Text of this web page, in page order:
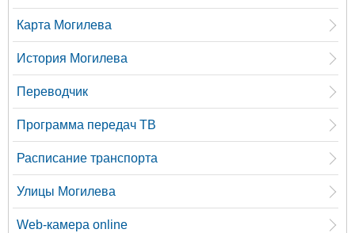
Карта Могилева
История Могилева
Переводчик
Программа передач ТВ
Расписание транспорта
Улицы Могилева
Web-камера online